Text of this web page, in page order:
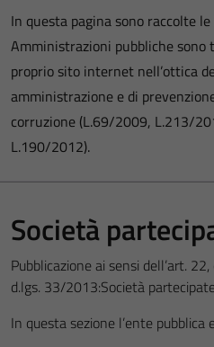
In questa pagina sono raccolte
Amministrazioni pubbliche sono
proprio sito internet nell’ottica
amministrazione e di
corruzione (L.69/2009, L.213/
L.190/2012).
Società
Pubblicazione ai sensi dell’art.
d.lgs. 33/2013:Società
In questa sezione l’ente